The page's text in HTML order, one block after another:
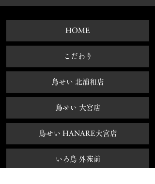
HOME
​こだわり
鳥せい 北浦和店
鳥せい 大宮店
鳥せい HANARE大宮店
いろ鳥 外苑前